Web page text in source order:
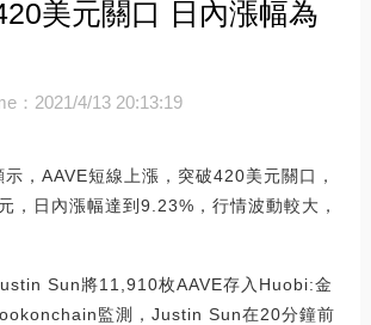
美元關口 日內漲幅為
：2021/4/13 20:13:19
，AAVE短線上漲，突破420美元關口，
，日內漲幅達到9.23%，行情波動較大，
Sun將11,910枚AAVE存入Huobi:金
監測，Justin Sun在20分鐘前